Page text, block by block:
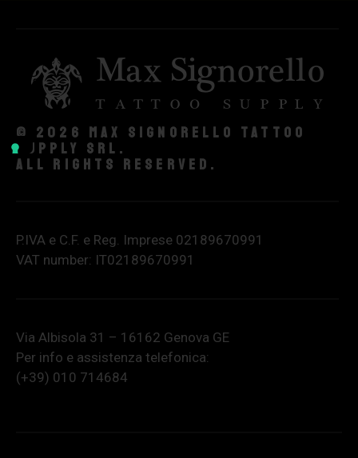
© 2026 Max Signorello Tattoo
supply srl.
All rights reserved.
P.IVA e C.F. e Reg. Imprese 02189670991
VAT number: IT02189670991
Via Albisola 31 – 16162 Genova GE
Per info e assistenza telefonica:
(+39) 010 714684